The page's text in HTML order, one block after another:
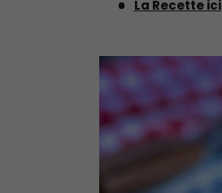
La Recette ici